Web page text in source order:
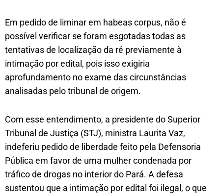
Em pedido de liminar em habeas corpus, não é
possível verificar se foram esgotadas todas as
tentativas de localização da ré previamente à
intimação por edital, pois isso exigiria
aprofundamento no exame das circunstâncias
analisadas pelo tribunal de origem.
Com esse entendimento, a presidente do Superior
Tribunal de Justiça (STJ), ministra Laurita Vaz,
indeferiu pedido de liberdade feito pela Defensoria
Pública em favor de uma mulher condenada por
tráfico de drogas no interior do Pará. A defesa
sustentou que a intimação por edital foi ilegal, o que